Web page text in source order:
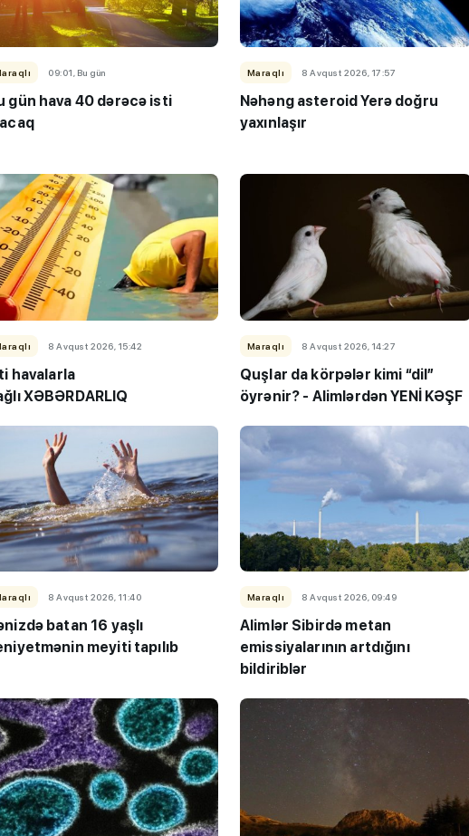
09:01, Bu gün
gün hava 40 dərəcə isti
Maraqlı 8 Avqust 2026, 17:57
Nəhəng asteroid Yerə doğru
yaxınlaşır
8 Avqust 2026, 15:42
havalarla
XƏBƏRDARLIQ
Maraqlı 8 Avqust 2026, 14:27
Quşlar da körpələr kimi “dil”
öyrənir? - Alimlərdən YENİ KƏŞF
8 Avqust 2026, 11:40
batan 16 yaşlı
meyiti tapılıb
Maraqlı 8 Avqust 2026, 09:49
Alimlər Sibirdə metan
emissiyalarının artdığını
bildiriblər